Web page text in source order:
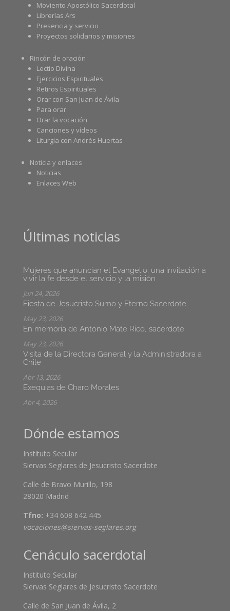
Moviento Apostólico Sacerdotal
Librerías Ars
Presencia y servicio
Proyectos solidarios y misiones
Rincón de oración
Lectio Divina
Ejercicios Espirituales
Retiros Espirituales
Orar con San Juan de Ávila
Para orar
Orar la vocación
Canciones y vídeos
Liturgia con Andrés Huertas
Noticia y enlaces
Noticias
Enlaces Web
Últimas noticias
Mujeres que anuncian el Evangelio: una invitación a
vivir la fe desde el servicio y la misión
Jun 24, 2026
Fiesta de Jesucristo Sumo y Eterno Sacerdote
May 23, 2026
En memoria de Antonio Mate Rico, sacerdote
May 23, 2026
Visita de la Directora General y la Administradora a
Chile
Abr 13, 2026
Exequias de Charo Morales
Abr 4, 2026
Dónde estamos
Instituto Secular
Siervas Seglares de Jesucristo Sacerdote
Calle de Bravo Murillo, 198
28020 Madrid
Tfno: +34 608 642 445
vocaciones@siervas-seglares.org
Cenáculo sacerdotal
Instituto Secular
Siervas Seglares de Jesucristo Sacerdote
Calle de San Juan de Ávila, 2